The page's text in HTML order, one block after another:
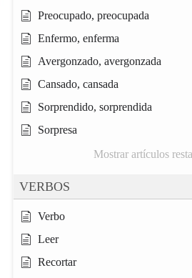
Preocupado, preocupada
Enfermo, enferma
Avergonzado, avergonzada
Cansado, cansada
Sorprendido, sorprendida
Sorpresa
Mostrar artículos
VERBOS
Verbo
Leer
Recortar